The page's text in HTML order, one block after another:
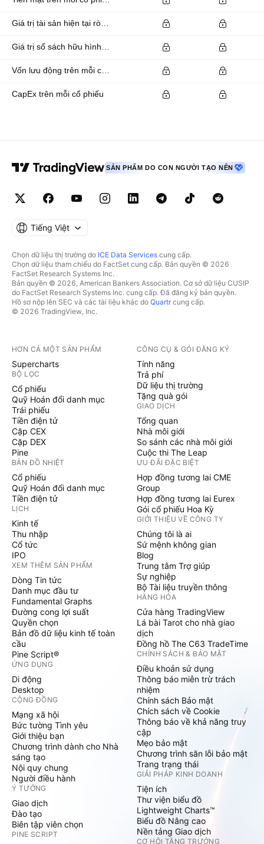
CapEx trên mỗi cổ phiếu
SẢN PHẨM DO CON NGƯỜI TẠO NÊN
Tiếng Việt
Chọn dữ liệu thị trường do ICE Data Services cung cấp.
Chọn dữ liệu tham chiếu do FactSet cung cấp. Bản quyền © 2026
FactSet Research Systems Inc.
Bản quyền © 2026, American Bankers Association. Cơ sở dữ liệu CUSIP
do FactSet Research Systems Inc. cung cấp. Đã đăng ký bản quyền.
Hồ sơ nộp lên SEC và các tài liệu khác do Quartrcung cấp.
© 2026 TradingView, Inc.
HƠN CẢ MỘT SẢN PHẨM
Supercharts
BỘ LỌC
Cổ phiếu
Quỹ Hoán đổi danh mục
Trái phiếu
Tiền điện tử
Cặp CEX
Cặp DEX
Pine
BẢN ĐỒ NHIỆT
Cổ phiếu
Quỹ Hoán đổi danh mục
Tiền điện tử
LỊCH
Kinh tế
Thu nhập
Cổ tức
IPO
XEM THÊM SẢN PHẨM
Dòng Tin tức
Danh mục đầu tư
Fundamental Graphs
Đường cong lợi suất
Quyền chọn
Bản đồ dữ liệu kinh tế toàn
cầu
Pine Script®
ỨNG DỤNG
Di động
Desktop
CỘNG ĐỒNG
Mạng xã hội
Bức tường Tình yêu
Giới thiệu bạn
Chương trình dành cho Nhà
sáng tạo
Nội quy chung
Người điều hành
Ý TƯỞNG
Giao dịch
Đào tạo
Biên tập viên chọn
PINE SCRIPT
CÔNG CỤ & GÓI ĐĂNG KÝ
Tính năng
Trả phí
Dữ liệu thị trường
Tặng quà gói
GIAO DỊCH
Tổng quan
Nhà môi giới
So sánh các nhà môi giới
Cuộc thi The Leap
ƯU ĐÃI ĐẶC BIỆT
Hợp đồng tương lai CME
Group
Hợp đồng tương lai Eurex
Gói cổ phiếu Hoa Kỳ
GIỚI THIỆU VỀ CÔNG TY
Chúng tôi là ai
Sứ mệnh không gian
Blog
Trung tâm Trợ giúp
Sự nghiệp
Bộ Tài liệu truyền thông
HÀNG HÓA
Cửa hàng TradingView
Lá bài Tarot cho nhà giao
dịch
Đồng hồ The C63 TradeTime
CHÍNH SÁCH & BẢO MẬT
Điều khoản sử dụng
Thông báo miễn trừ trách
nhiệm
Chính sách Bảo mật
Chích sách về Cookie
Thông báo về khả năng truy
cập
Mẹo bảo mật
Chương trình săn lỗi bảo mật
Trang trạng thái
GIẢI PHÁP KINH DOANH
Tiện ích
Thư viện biểu đồ
Lightweight Charts™
Biểu đồ Nâng cao
Nền tảng Giao dịch
CƠ HỘI TĂNG TRƯỞNG